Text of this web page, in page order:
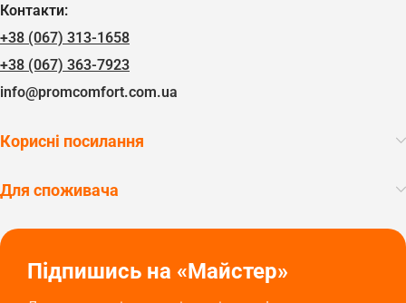
Контакти:
+38 (067) 313-1658
+38 (067) 363-7923
info@promcomfort.com.ua
Корисні посилання
Для споживача
Підпишись на «Майстер»